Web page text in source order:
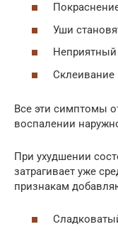
Уши
Неприятный
Склеивание
Все эти симптомы
воспалении
При ухудшении
затрагивает уже
признакам